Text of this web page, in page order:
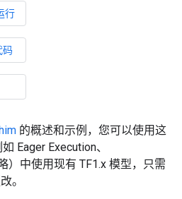
行
码
的概述和示例，您可以使用这
Eager Execution、
）中使用现有 TF1.x 模型，只需
。